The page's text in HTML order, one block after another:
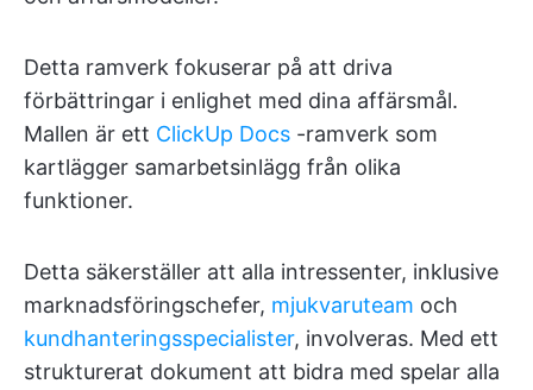
Detta ramverk fokuserar på att driva
förbättringar i enlighet med dina affärsmål.
Mallen är ett ClickUp Docs -ramverk som
kartlägger samarbetsinlägg från olika
funktioner.
Detta säkerställer att alla intressenter, inklusive
marknadsföringschefer, mjukvaruteam och
kundhanteringsspecialister, involveras. Med ett
strukturerat dokument att bidra med spelar alla